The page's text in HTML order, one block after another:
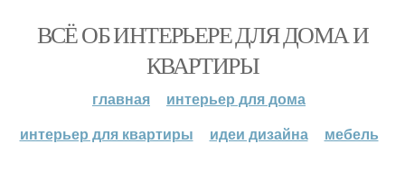
ВСЁ ОБ ИНТЕРЬЕРЕ ДЛЯ ДОМА И
КВАРТИРЫ
главная
интерьер для дома
интерьер для квартиры
идеи дизайна мебель